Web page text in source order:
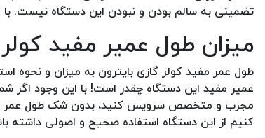
تضمینی به سالم بودن و نبودن این دستگاه نیست.
میزان طول عمیر مفید
طول عمر مفید کولر گازی بایترون به میزان و نحوه
عمیر مفید این دستگاه چقدر است! با این وجود اگر
مجرب و متخصص سرویس کنید، بدون شک طول عمر
کنیم از این دستگاه استفاده صحیح و اصولی داشته